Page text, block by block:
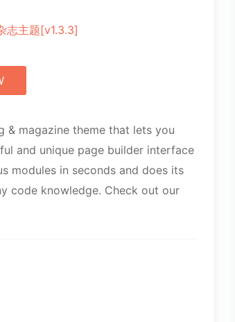
& magazine theme that lets you
and unique page builder interface
modules in seconds and does its
code knowledge. Check out our